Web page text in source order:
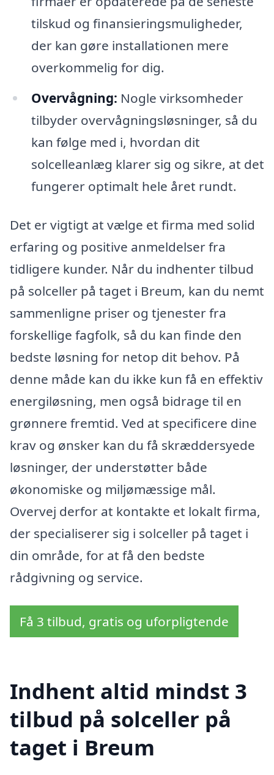
tilskud og finansieringsmuligheder,
der kan gøre installationen mere
overkommelig for dig.
Overvågning: Nogle virksomheder
tilbyder overvågningsløsninger, så du
kan følge med i, hvordan dit
solcelleanlæg klarer sig og sikre, at det
fungerer optimalt hele året rundt.
Det er vigtigt at vælge et firma med solid
erfaring og positive anmeldelser fra
tidligere kunder. Når du indhenter tilbud
på solceller på taget i Breum, kan du nemt
sammenligne priser og tjenester fra
forskellige fagfolk, så du kan finde den
bedste løsning for netop dit behov. På
denne måde kan du ikke kun få en effektiv
energiløsning, men også bidrage til en
grønnere fremtid. Ved at specificere dine
krav og ønsker kan du få skræddersyede
løsninger, der understøtter både
økonomiske og miljømæssige mål.
Overvej derfor at kontakte et lokalt firma,
der specialiserer sig i solceller på taget i
din område, for at få den bedste
rådgivning og service.
Få 3 tilbud, gratis og uforpligtende
Indhent altid mindst 3
tilbud på solceller på
taget i Breum